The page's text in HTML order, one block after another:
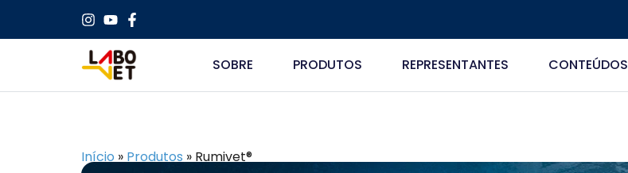
SOBRE PRODUTOS REPRESENTANTES CONTEÚDOS
Início » Produtos » Rumivet®